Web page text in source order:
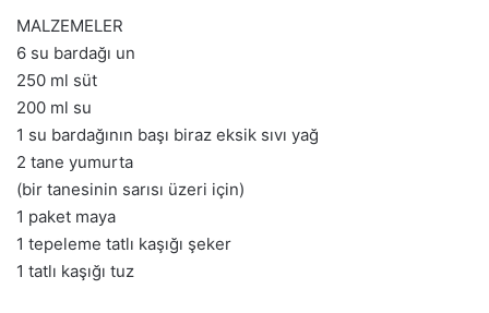
MALZEMELER
6 su bardağı un
250 ml süt
200 ml su
1 su bardağının başı biraz eksik sıvı yağ
2 tane yumurta
(bir tanesinin sarısı üzeri için)
1 paket maya
1 tepeleme tatlı kaşığı şeker
1 tatlı kaşığı tuz